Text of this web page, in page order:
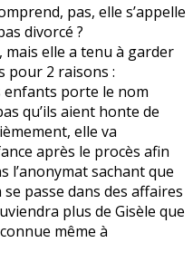
pas, elle s’appelle
divorcé ?
mais elle a tenu à garder
pour 2 raisons :
enfants porte le nom
qu’ils aient honte de
elle va
après le procès afin
l’anonymat sachant que
passe dans des affaires
plus de Gisèle que
même à